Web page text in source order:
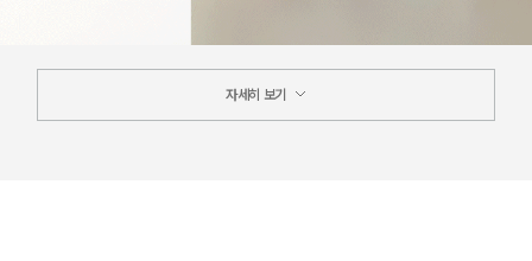
자세히 보기